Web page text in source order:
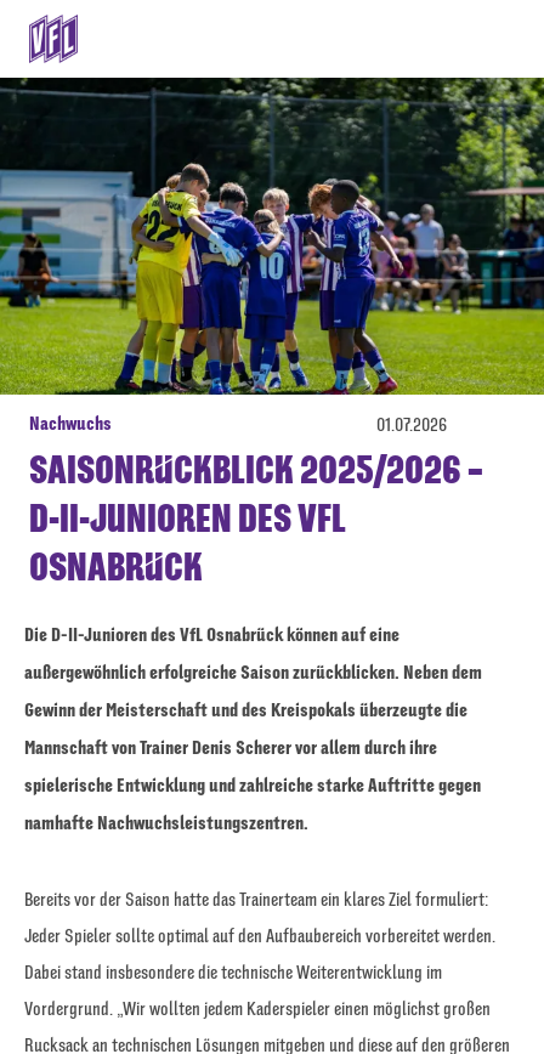
Nachwuchs 01.07.2026
SAISONRÜCKBLICK 2025/2026 –
D-II-JUNIOREN DES VFL
OSNABRÜCK
Die D-II-Junioren des VfL Osnabrück können auf eine
außergewöhnlich erfolgreiche Saison zurückblicken. Neben dem
Gewinn der Meisterschaft und des Kreispokals überzeugte die
Mannschaft von Trainer Denis Scherer vor allem durch ihre
spielerische Entwicklung und zahlreiche starke Auftritte gegen
namhafte Nachwuchsleistungszentren.
Bereits vor der Saison hatte das Trainerteam ein klares Ziel formuliert:
Jeder Spieler sollte optimal auf den Aufbaubereich vorbereitet werden.
Dabei stand insbesondere die technische Weiterentwicklung im
Vordergrund. „Wir wollten jedem Kaderspieler einen möglichst großen
Rucksack an technischen Lösungen mitgeben und diese auf den größeren